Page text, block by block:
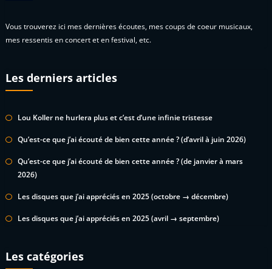
Vous trouverez ici mes dernières écoutes, mes coups de coeur musicaux,
mes ressentis en concert et en festival, etc.
Les derniers articles
Lou Koller ne hurlera plus et c’est d’une infinie tristesse
Qu’est-ce que j’ai écouté de bien cette année ? (d’avril à juin 2026)
Qu’est-ce que j’ai écouté de bien cette année ? (de janvier à mars
2026)
Les disques que j’ai appréciés en 2025 (octobre → décembre)
Les disques que j’ai appréciés en 2025 (avril → septembre)
Les catégories